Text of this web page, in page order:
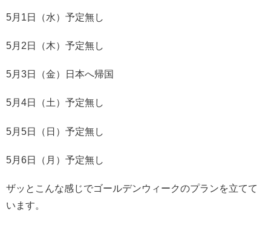
5月1日（水）予定無し
5月2日（木）予定無し
5月3日（金）日本へ帰国
5月4日（土）予定無し
5月5日（日）予定無し
5月6日（月）予定無し
ザッとこんな感じでゴールデンウィークのプランを立てて
います。